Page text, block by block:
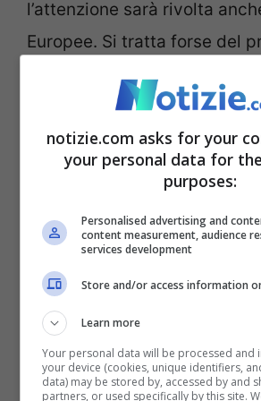
l’attenzione sarà rivolta
Europee. Si tratta forse del
per la sua segreteria e la
di un cambio di passo
se,come confermato da
nostri microfoni, per il
Una percentuale che,
riferito da fonti della
Pd, ci potrebbero essere dei
la segreteria. Da qui la
sfruttare questi mesi per
notizie.com asks for your
your personal data for
purposes:
Personalised advertising and
content measurement, audience
services development
Store and/or access information
Learn more
Your personal data will be processed and
your device (cookies, unique identifiers,
data) may be stored by, accessed by and
partners, or used specifically by this site.